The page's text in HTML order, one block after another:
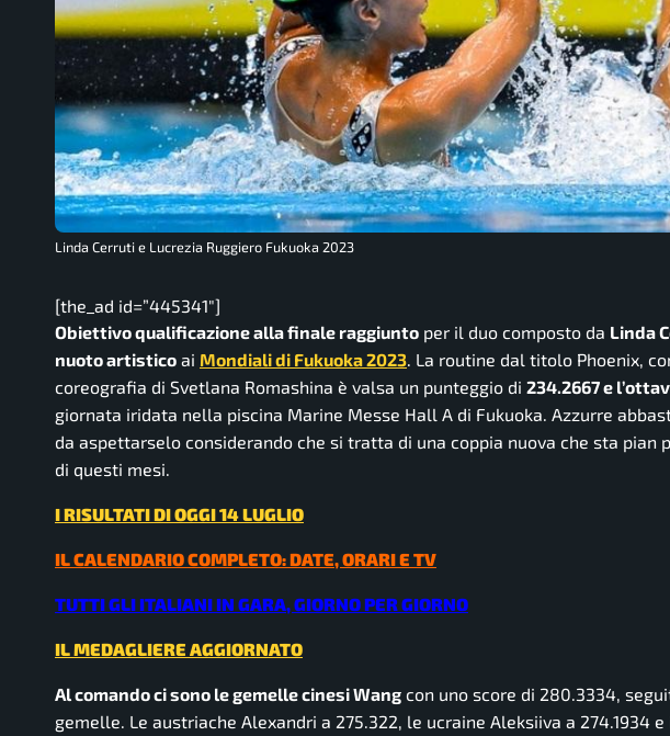
Linda Cerruti e Lucrezia Ruggiero Fukuoka 2023
[the_ad id=”445341″]
Obiettivo qualificazione alla finale raggiunto per il duo composto da Linda
nuoto artistico ai Mondiali di Fukuoka 2023. La routine dal titolo Phoenix,
coreografia di Svetlana Romashina è valsa un punteggio di 234.2667 e
giornata iridata nella piscina Marine Messe Hall A di Fukuoka. Azzurre
da aspettarselo considerando che si tratta di una coppia nuova che sta
di questi mesi.
I RISULTATI DI OGGI 14 LUGLIO
IL CALENDARIO COMPLETO: DATE, ORARI E TV
TUTTI GLI ITALIANI IN GARA, GIORNO PER GIORNO
IL MEDAGLIERE AGGIORNATO
Al comando ci sono le gemelle cinesi Wang con uno score di 280.3334,
gemelle. Le austriache Alexandri a 275.322, le ucraine Aleksiiva a 274.1934